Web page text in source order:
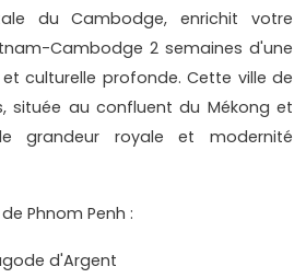
du Cambodge, enrichit votre
Cambodge 2 semaines d'une
culturelle profonde. Cette ville de
située au confluent du Mékong et
grandeur royale et modernité
Phnom Penh :
d'Argent